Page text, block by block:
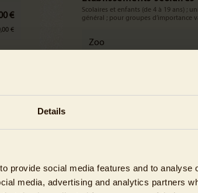
Details
provide social media features and to analyse
media, advertising and analytics partners
€
€
Scolaires et enfants (de 4 à 19 ans) ;
général ; pour groupes d’importance
Zoo
Zoo + aquarium